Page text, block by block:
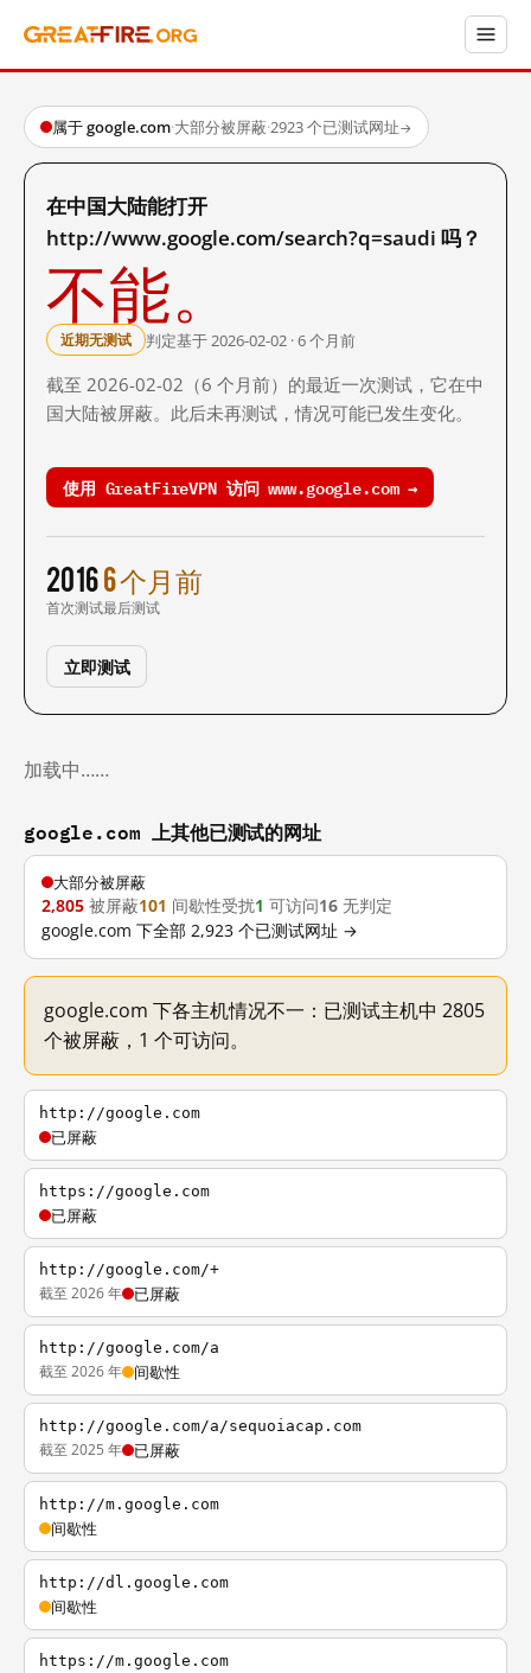
属于 google.com·大部分被屏蔽·2923 个已测试网址→
在中国大陆能打开
http://www.google.com/search?q=saudi 吗？
不能。
近期无测试 判定基于 2026-02-02 · 6 个月前
截至 2026-02-02（6 个月前）的最近一次测试，它在中
国大陆被屏蔽。此后未再测试，情况可能已发生变化。
使用 GreatFireVPN 访问 www.google.com →
2016
首次测试
6 个月前
最后测试
立即测试
加载中……
google.com 上其他已测试的网址
大部分被屏蔽
2,805 被屏蔽101 间歇性受扰1 可访问16 无判定
google.com 下全部 2,923 个已测试网址 →
google.com 下各主机情况不一：已测试主机中 2805
个被屏蔽，1 个可访问。
http://google.com
已屏蔽
https://google.com
已屏蔽
http://google.com/+
截至 2026 年 已屏蔽
http://google.com/a
截至 2026 年 间歇性
http://google.com/a/sequoiacap.com
截至 2025 年 已屏蔽
http://m.google.com
间歇性
http://dl.google.com
间歇性
https://m.google.com